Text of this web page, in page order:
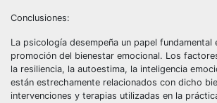
Conclusiones:
La psicología desempeña un papel fundamental
promoción del bienestar emocional. Los
la resiliencia, la autoestima, la inteligencia
están estrechamente relacionados con dicho
intervenciones y terapias utilizadas en la